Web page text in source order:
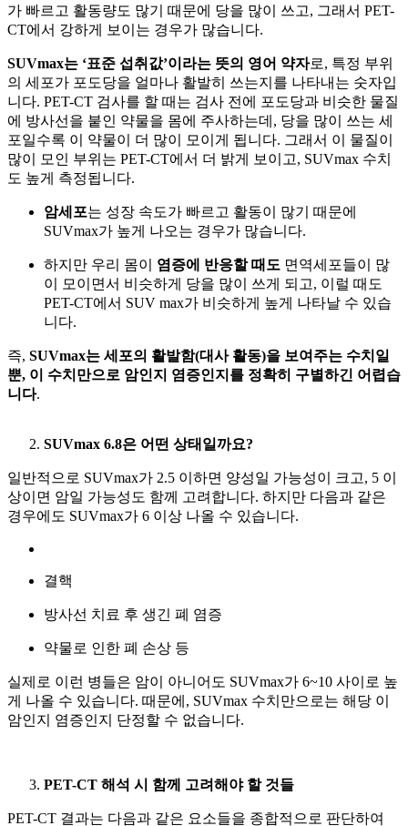
가 빠르고 활동량도 많기 때문에 당을 많이 쓰고, 그래서 PET-
CT에서 강하게 보이는 경우가 많습니다.
SUVmax는 ‘표준 섭취값’이라는 뜻의 영어 약자로, 특정 부위
의 세포가 포도당을 얼마나 활발히 쓰는지를 나타내는 숫자입
니다. PET-CT 검사를 할 때는 검사 전에 포도당과 비슷한 물질
에 방사선을 붙인 약물을 몸에 주사하는데, 당을 많이 쓰는 세
포일수록 이 약물이 더 많이 모이게 됩니다. 그래서 이 물질이
많이 모인 부위는 PET-CT에서 더 밝게 보이고, SUVmax 수치
도 높게 측정됩니다.
암세포는 성장 속도가 빠르고 활동이 많기 때문에
SUVmax가 높게 나오는 경우가 많습니다.
하지만 우리 몸이 염증에 반응할 때도 면역세포들이 많
이 모이면서 비슷하게 당을 많이 쓰게 되고, 이럴 때도
PET-CT에서 SUV max가 비슷하게 높게 나타날 수 있습
니다.
즉, SUVmax는 세포의 활발함(대사 활동)을 보여주는 수치일
뿐, 이 수치만으로 암인지 염증인지를 정확히 구별하긴 어렵습
니다.
SUVmax 6.8은 어떤 상태일까요?
일반적으로 SUVmax가 2.5 이하면 양성일 가능성이 크고, 5 이
상이면 암일 가능성도 함께 고려합니다. 하지만 다음과 같은
경우에도 SUVmax가 6 이상 나올 수 있습니다.
결핵
방사선 치료 후 생긴 폐 염증
약물로 인한 폐 손상 등
실제로 이런 병들은 암이 아니어도 SUVmax가 6~10 사이로 높
게 나올 수 있습니다. 때문에, SUVmax 수치만으로는 해당 이
암인지 염증인지 단정할 수 없습니다.
PET-CT 해석 시 함께 고려해야 할 것들
PET-CT 결과는 다음과 같은 요소들을 종합적으로 판단하여